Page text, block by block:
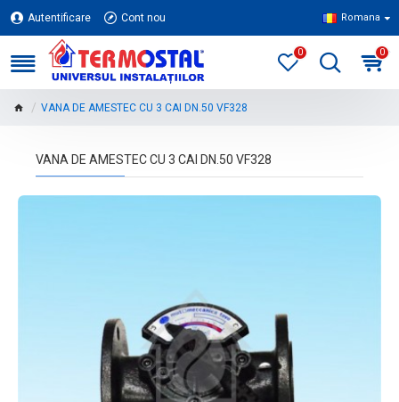
Autentificare Cont nou Romana
0 0
VANA DE AMESTEC CU 3 CAI DN.50 VF328
VANA DE AMESTEC CU 3 CAI DN.50 VF328